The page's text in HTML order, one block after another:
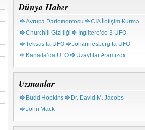
Dünya Haber
Avrupa Parlementosu
CIA İletişim Kurma
Churchill Gizliliği
İngiltere’de 3 UFO
Teksas’ta UFO
Johannesburg’ta UFO
Kanada’da UFO
Uzaylılar Aramızda
Uzmanlar
Budd Hopkins
Dr. David M. Jacobs
John Mack